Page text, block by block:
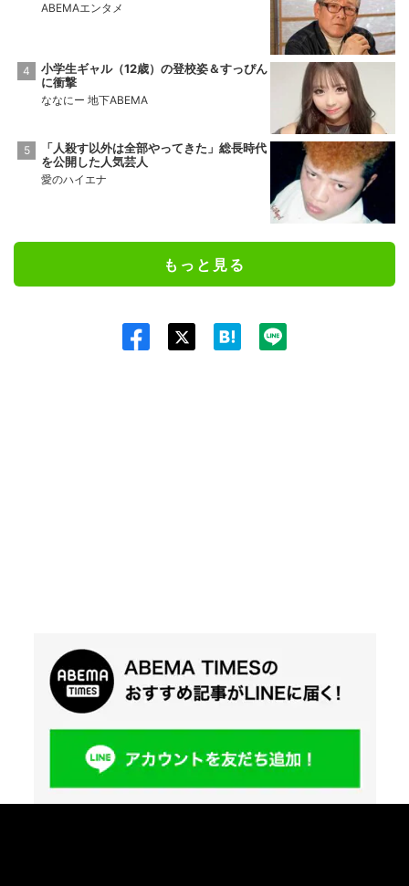
ABEMAエンタメ
小学生ギャル（12歳）の登校姿＆すっぴん
に衝撃
ななにー 地下ABEMA
「人殺す以外は全部やってきた」総長時代
を公開した人気芸人
愛のハイエナ
もっと見る